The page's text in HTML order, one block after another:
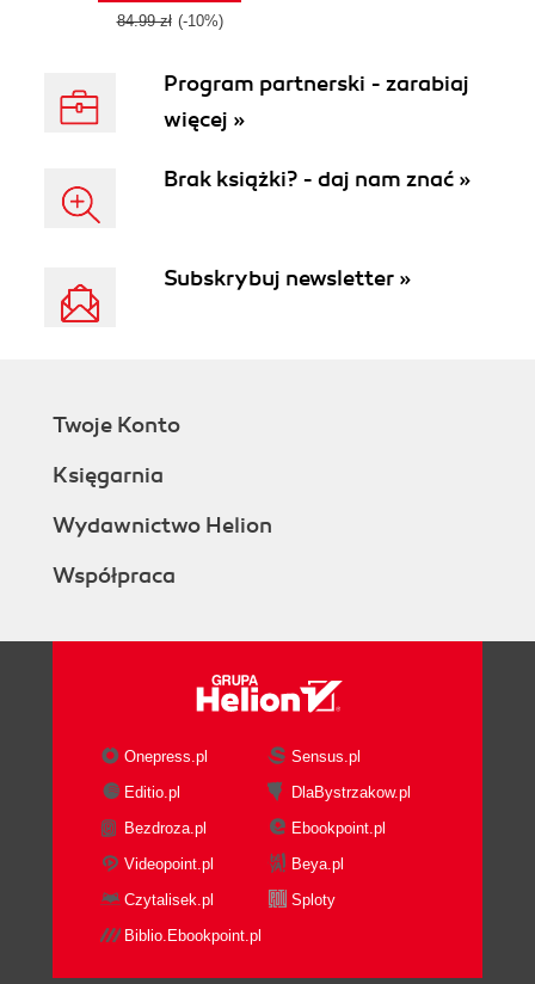
84.99 zł (-10%)
Program partnerski - zarabiaj
więcej »
Brak książki? - daj nam znać »
Subskrybuj newsletter »
Twoje Konto
Księgarnia
Wydawnictwo Helion
Współpraca
Onepress.pl
Sensus.pl
Editio.pl
DlaBystrzakow.pl
Bezdroza.pl
Ebookpoint.pl
Videopoint.pl
Beya.pl
Czytalisek.pl
Sploty
Biblio.Ebookpoint.pl